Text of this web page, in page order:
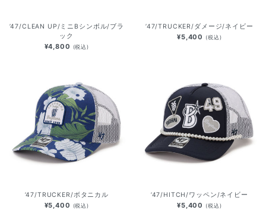
’47/CLEAN UP/ミニBシンボル/ブラ
ック
¥4,800 (税込)
’47/TRUCKER/ダメージ/ネイビー
¥5,400 (税込)
’47/TRUCKER/ボタニカル
¥5,400 (税込)
’47/HITCH/ワッペン/ネイビー
¥5,400 (税込)